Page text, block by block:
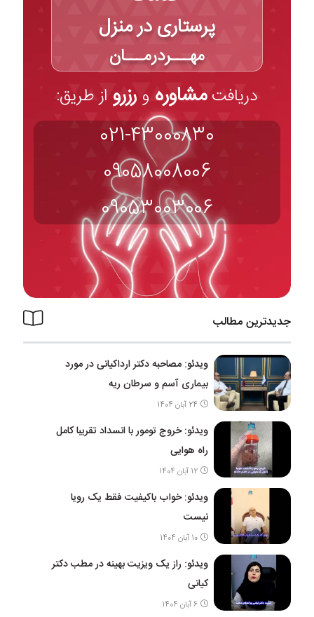
پرستاری در منزل
مهـــردرمـــان
دریافتمشاوره و رزرو از طریق:
021-43000830
09058008006
09053003006
جدیدترین مطالب
ویدئو: مصاحبه دکتر ارداکیانی در مورد
بیماری آسم و سرطان ریه
24 آبان 1404
ویدئو: خروج تومور با انسداد تقریبا کامل
راه هوایی
12 آبان 1404
ویدئو: خواب باکیفیت فقط یک رویا
نیست
10 آبان 1404
ویدئو: راز یک ویزیت بهینه در مطب دکتر
کیانی
6 آبان 1404